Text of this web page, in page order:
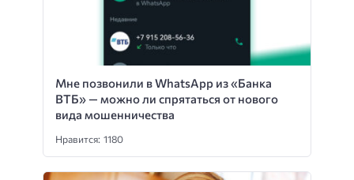
Мне позвонили в WhatsApp из «Банка
ВТБ» — можно ли спрятаться от нового
вида мошенничества
Нравится: 1180